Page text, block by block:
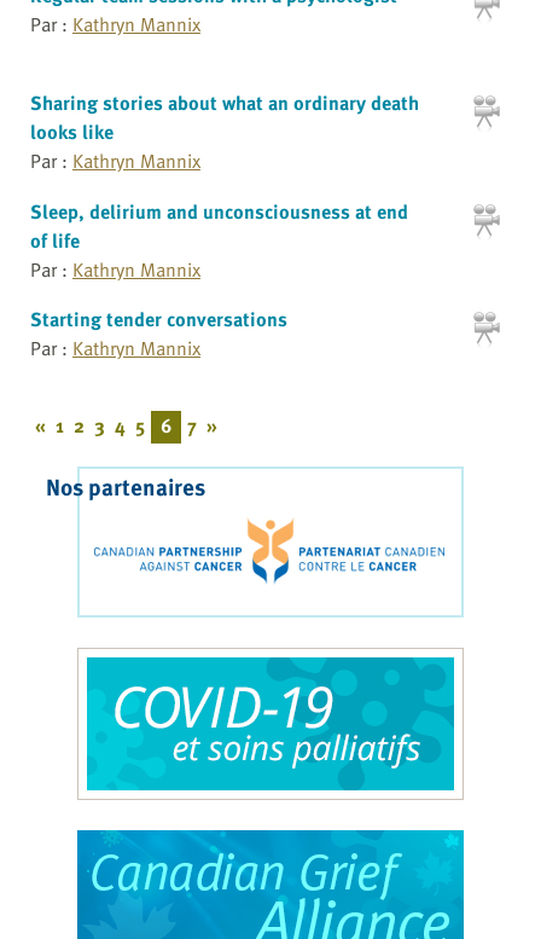
Par : Kathryn Mannix
Sharing stories about what an ordinary death
looks like
Par : Kathryn Mannix
Sleep, delirium and unconsciousness at end
of life
Par : Kathryn Mannix
Starting tender conversations
Par : Kathryn Mannix
« 1 2 3 4 5 6 7 »
Nos partenaires